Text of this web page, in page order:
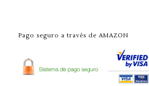
Pago seguro a través de AMAZON